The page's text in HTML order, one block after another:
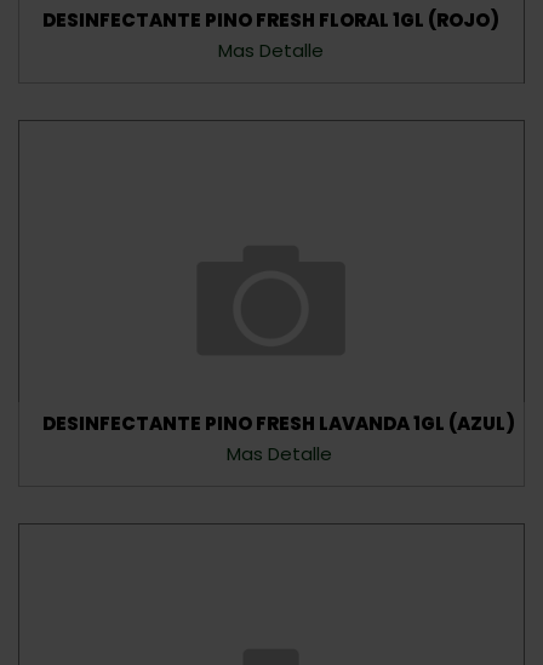
DESINFECTANTE PINO FRESH FLORAL 1GL (ROJO)
Mas Detalle
DESINFECTANTE PINO FRESH LAVANDA 1GL (AZUL)
Mas Detalle